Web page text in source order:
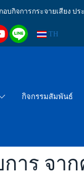
กิจการกระจายเสียง
TH
กิจกรรมสัมพันธ์
าร จา